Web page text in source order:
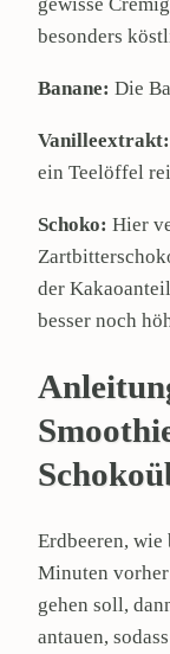
gewisse
besonders
Banane: Die
Vanilleextrakt:
ein Teelöffel
Schoko: Hier
der
besser noch
Erdbeeren, wie
Minuten vorher
gehen soll,
antauen,